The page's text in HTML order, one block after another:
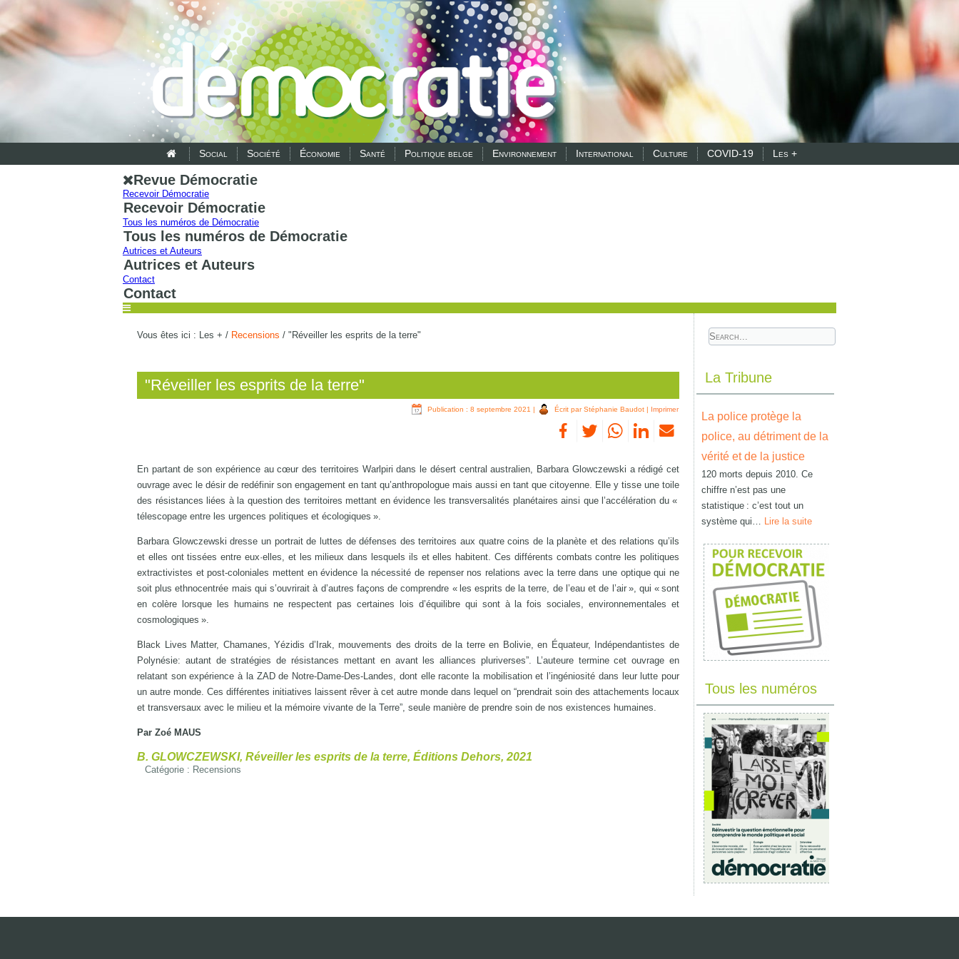
Social Société Économie Santé Politique belge Environnement International Culture COVID-19 Les +
Revue Démocratie
Recevoir Démocratie
Recevoir Démocratie
Tous les numéros de Démocratie
Tous les numéros de Démocratie
Autrices et Auteurs
Autrices et Auteurs
Contact
Contact
Vous êtes ici : Les + / Recensions / "Réveiller les esprits de la terre"
"Réveiller les esprits de la terre"
Publication : 8 septembre 2021 | Écrit par Stéphanie Baudot | Imprimer
En partant de son expérience au cœur des territoires Warlpiri dans le désert central australien, Barbara Glowczewski a rédigé cet
ouvrage avec le désir de redéfinir son engagement en tant qu’anthropologue mais aussi en tant que citoyenne. Elle y tisse une toile
des résistances liées à la question des territoires mettant en évidence les transversalités planétaires ainsi que l’accélération du «
télescopage entre les urgences politiques et écologiques ».
Barbara Glowczewski dresse un portrait de luttes de défenses des territoires aux quatre coins de la planète et des relations qu’ils
et elles ont tissées entre eux·elles, et les milieux dans lesquels ils et elles habitent. Ces différents combats contre les politiques
extractivistes et post-coloniales mettent en évidence la nécessité de repenser nos relations avec la terre dans une optique qui ne
soit plus ethnocentrée mais qui s’ouvrirait à d’autres façons de comprendre « les esprits de la terre, de l’eau et de l’air », qui « sont
en colère lorsque les humains ne respectent pas certaines lois d’équilibre qui sont à la fois sociales, environnementales et
cosmologiques ».
Black Lives Matter, Chamanes, Yézidis d’Irak, mouvements des droits de la terre en Bolivie, en Équateur, Indépendantistes de
Polynésie: autant de stratégies de résistances mettant en avant les alliances pluriverses”. L’auteure termine cet ouvrage en
relatant son expérience à la ZAD de Notre-Dame-Des-Landes, dont elle raconte la mobilisation et l’ingéniosité dans leur lutte pour
un autre monde. Ces différentes initiatives laissent rêver à cet autre monde dans lequel on “prendrait soin des attachements locaux
et transversaux avec le milieu et la mémoire vivante de la Terre”, seule manière de prendre soin de nos existences humaines.
Par Zoé MAUS
B. GLOWCZEWSKI, Réveiller les esprits de la terre, Éditions Dehors, 2021
Catégorie : Recensions
La Tribune
La police protège la
police, au détriment de la
vérité et de la justice
120 morts depuis 2010. Ce
chiffre n’est pas une
statistique : c’est tout un
système qui… Lire la suite
Tous les numéros